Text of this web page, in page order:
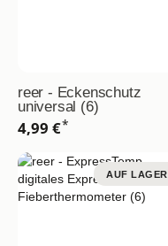
reer - Eckenschutz
universal (6)
4,99 €*
AUF LAGER